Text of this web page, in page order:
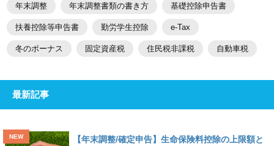
年末調整 年末調整書類の書き方 基礎控除申告書
扶養控除等申告書 勤労学生控除 e-Tax
冬のボーナス 固定資産税 住民税非課税 自動車税
最新記事
【年末調整/確定申告】生命保険料控除の上限額と